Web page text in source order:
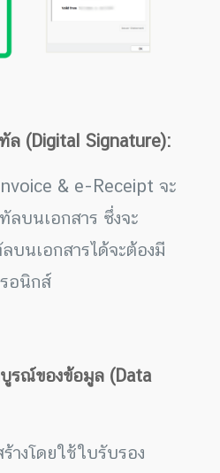
ล (Digital Signature):
& e-Receipt จะ
ลบนเอกสาร ซึ่งจะ
บนเอกสารได้จะต้องมี
อนิกส์
รณ์ของข้อมูล (Data
างโดยใช้ใบรับรอง